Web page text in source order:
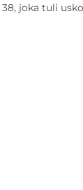
38, joka tuli